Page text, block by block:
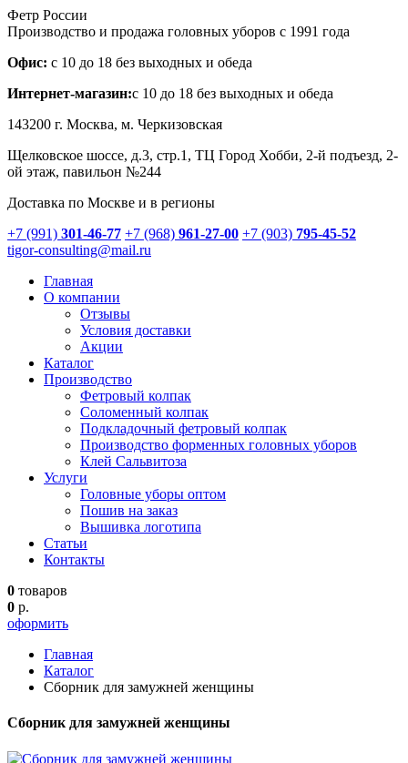
Фетр России
Производство и продажа головных уборов с 1991 года
Офис: с 10 до 18 без выходных и обеда
Интернет-магазин:с 10 до 18 без выходных и обеда
143200 г. Москва, м. Черкизовская
Щелковское шоссе, д.3, стр.1 , ТЦ Город Хобби, 2-й подъезд, 2-
ой этаж, павильон №244
Доставка по Москве и в регионы
+7 (991) 301-46-77 +7 (968) 961-27-00 +7 (903) 795-45-52
tigor-consulting@mail.ru
Главная
О компании
Отзывы
Условия доставки
Акции
Каталог
Производство
Фетровый колпак
Соломенный колпак
Подкладочный фетровый колпак
Производство форменных головных уборов
Клей Сальвитоза
Услуги
Головные уборы оптом
Пошив на заказ
Вышивка логотипа
Статьи
Контакты
0 товаров
0 р.
оформить
Главная
Каталог
Сборник для замужней женщины
Сборник для замужней женщины